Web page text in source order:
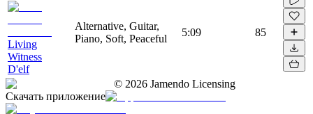
Living
Witness
D'elf
Alternative, Guitar,
Piano, Soft, Peaceful
5:09 85
© 2026 Jamendo Licensing
Скачать приложение